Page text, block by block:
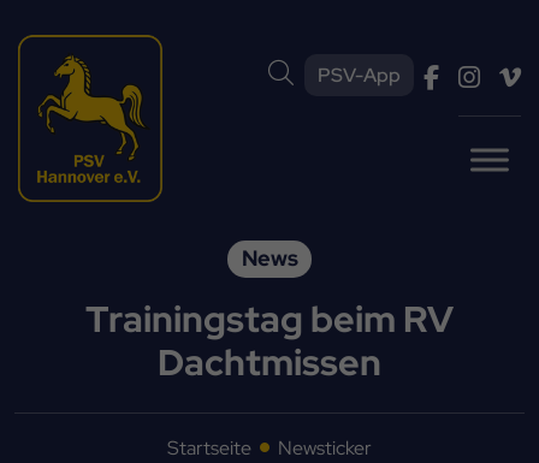
PSV-App
News
Trainingstag beim RV
Dachtmissen
Startseite Newsticker